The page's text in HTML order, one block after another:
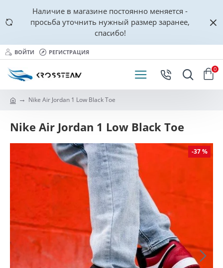
Наличие в магазине постоянно меняется -
просьба уточнить нужный размер заранее,
спасибо!
ВОЙТИ РЕГИСТРАЦИЯ
0
Nike Air Jordan 1 Low Black Toe
Nike Air Jordan 1 Low Black Toe
-37 %